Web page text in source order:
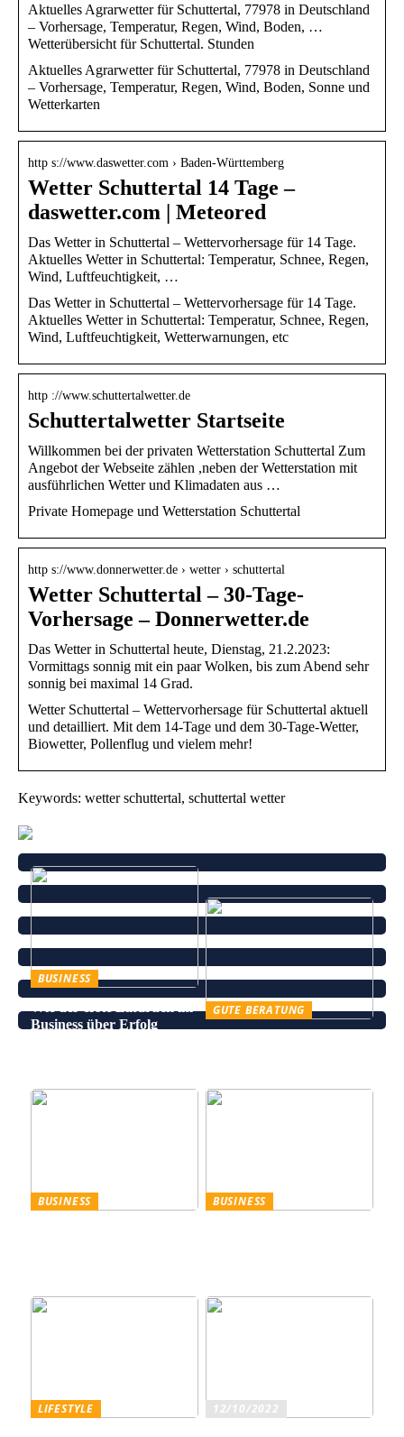
Aktuelles Agrarwetter für Schuttertal, 77978 in Deutschland
– Vorhersage, Temperatur, Regen, Wind, Boden, …
Wetterübersicht für Schuttertal. Stunden
Aktuelles Agrarwetter für Schuttertal, 77978 in Deutschland
– Vorhersage, Temperatur, Regen, Wind, Boden, Sonne und
Wetterkarten
http s://www.daswetter.com › Baden-Württemberg
Wetter Schuttertal 14 Tage –
daswetter.com | Meteored
Das Wetter in Schuttertal – Wettervorhersage für 14 Tage.
Aktuelles Wetter in Schuttertal: Temperatur, Schnee, Regen,
Wind, Luftfeuchtigkeit, …
Das Wetter in Schuttertal – Wettervorhersage für 14 Tage.
Aktuelles Wetter in Schuttertal: Temperatur, Schnee, Regen,
Wind, Luftfeuchtigkeit, Wetterwarnungen, etc
http ://www.schuttertalwetter.de
Schuttertalwetter Startseite
Willkommen bei der privaten Wetterstation Schuttertal Zum
Angebot der Webseite zählen ,neben der Wetterstation mit
ausführlichen Wetter und Klimadaten aus …
Private Homepage und Wetterstation Schuttertal
http s://www.donnerwetter.de › wetter › schuttertal
Wetter Schuttertal – 30-Tage-
Vorhersage – Donnerwetter.de
Das Wetter in Schuttertal heute, Dienstag, 21.2.2023:
Vormittags sonnig mit ein paar Wolken, bis zum Abend sehr
sonnig bei maximal 14 Grad.
Wetter Schuttertal – Wettervorhersage für Schuttertal aktuell
und detailliert. Mit dem 14-Tage und dem 30-Tage-Wetter,
Biowetter, Pollenflug und vielem mehr!
Keywords: wetter schuttertal, schuttertal wetter
BUSINESS
Business über Erfolg
GUTE BERATUNG
BUSINESS
BUSINESS
LIFESTYLE
12/10/2022